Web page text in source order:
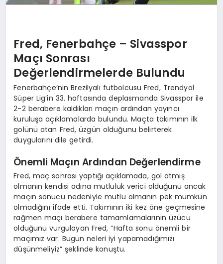
Fred, Fenerbahçe – Sivasspor
Maçı Sonrası
Değerlendirmelerde Bulundu
Fenerbahçe’nin Brezilyalı futbolcusu Fred, Trendyol
Süper Lig’in 33. haftasında deplasmanda Sivasspor ile
2-2 berabere kaldıkları maçın ardından yayıncı
kuruluşa açıklamalarda bulundu. Maçta takımının ilk
golünü atan Fred, üzgün olduğunu belirterek
duygularını dile getirdi.
Önemli Maçın Ardından Değerlendirme
Fred, maç sonrası yaptığı açıklamada, gol atmış
olmanın kendisi adına mutluluk verici olduğunu ancak
maçın sonucu nedeniyle mutlu olmanın pek mümkün
olmadığını ifade etti. Takımının iki kez öne geçmesine
rağmen maçı berabere tamamlamalarının üzücü
olduğunu vurgulayan Fred, “Hafta sonu önemli bir
maçımız var. Bugün neleri iyi yapamadığımızı
düşünmeliyiz” şeklinde konuştu.